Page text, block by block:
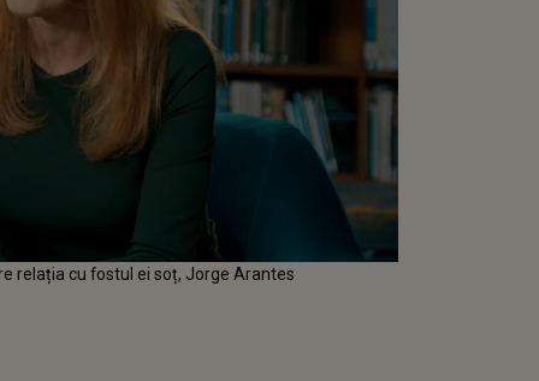
relația cu fostul ei soț, Jorge Arantes